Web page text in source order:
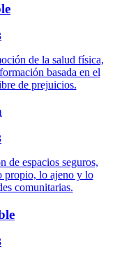
de la salud física,
basada en el
de prejuicios.
de espacios seguros,
propio, lo ajeno y lo
comunitarias.